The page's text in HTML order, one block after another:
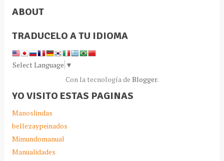
ABOUT
TRADUCELO A TU IDIOMA
Select Language ▼
Con la tecnología de Blogger.
YO VISITO ESTAS PAGINAS
Manoslindas
bellezaypeinados
Mimundomanual
Manualidades